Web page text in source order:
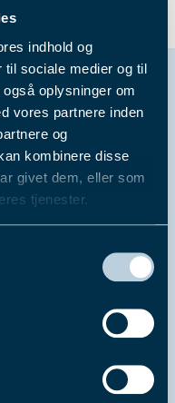
indhold og
til sociale medier og til
oplysninger om
vores partnere inden
og
kombinere disse
givet dem, eller som
tjenester.
som du
lige
Trav